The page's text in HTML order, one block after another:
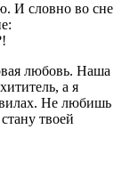
И словно во сне
любовь. Наша
а я
Не любишь
твоей